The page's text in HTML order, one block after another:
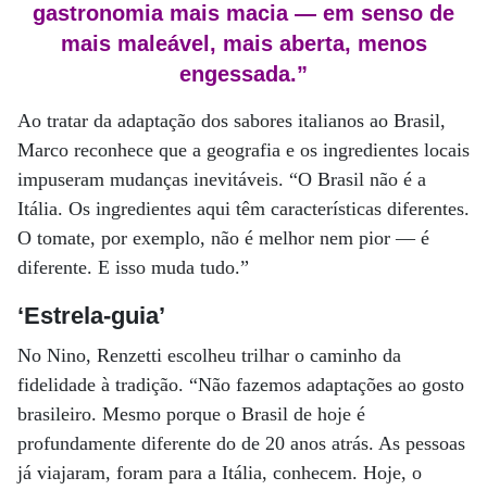
gastronomia mais macia — em senso de
mais maleável, mais aberta, menos
engessada.”
Ao tratar da adaptação dos sabores italianos ao Brasil,
Marco reconhece que a geografia e os ingredientes locais
impuseram mudanças inevitáveis. “O Brasil não é a
Itália. Os ingredientes aqui têm características diferentes.
O tomate, por exemplo, não é melhor nem pior — é
diferente. E isso muda tudo.”
‘Estrela-guia’
No Nino, Renzetti escolheu trilhar o caminho da
fidelidade à tradição. “Não fazemos adaptações ao gosto
brasileiro. Mesmo porque o Brasil de hoje é
profundamente diferente do de 20 anos atrás. As pessoas
já viajaram, foram para a Itália, conhecem. Hoje, o